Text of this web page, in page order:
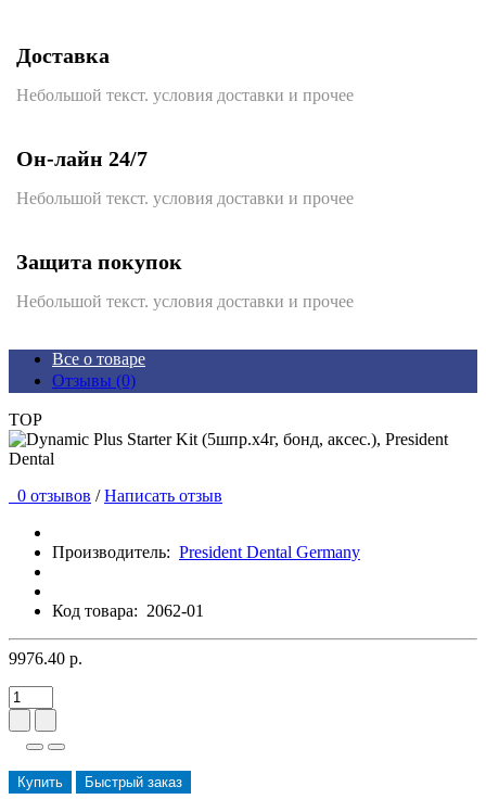
Доставка
Небольшой текст. условия доставки и прочее
Он-лайн 24/7
Небольшой текст. условия доставки и прочее
Защита покупок
Небольшой текст. условия доставки и прочее
Все о товаре
Отзывы (0)
TOP
0 отзывов / Написать отзыв
Производитель: President Dental Germany
Код товара: 2062-01
9976.40 р.
Купить Быстрый заказ